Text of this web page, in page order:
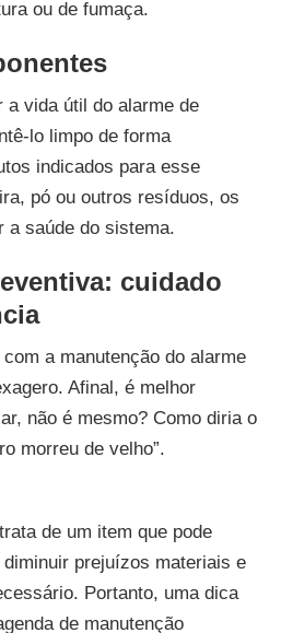
ou de fumaça.
a vida útil do alarme de
lo limpo de forma
indicados para esse
pó ou outros resíduos, os
a saúde do sistema.
cuidado
a manutenção do alarme
Afinal, é melhor
não é mesmo? Como diria o
morreu de velho”.
de um item que pode
prejuízos materiais e
Portanto, uma dica
de manutenção